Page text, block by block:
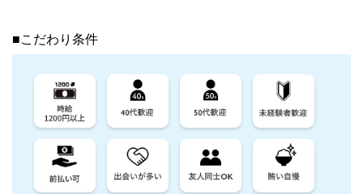
■こだわり条件